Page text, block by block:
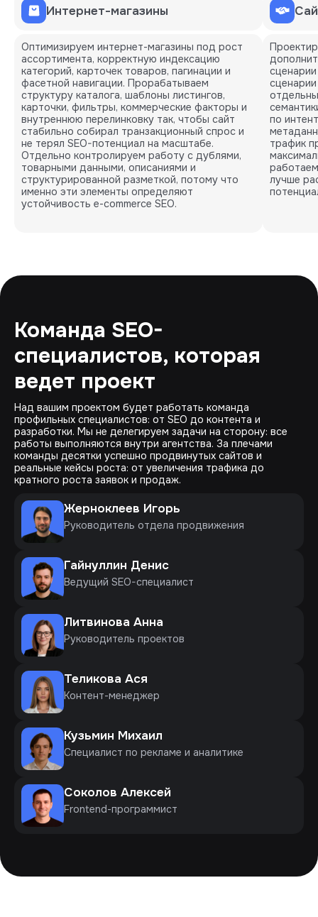
Интернет-магазины
Оптимизируем интернет-магазины под рост
ассортимента, корректную индексацию
категорий, карточек товаров, пагинации и
фасетной навигации. Прорабатываем
структуру каталога, шаблоны листингов,
карточки, фильтры, коммерческие факторы и
внутреннюю перелинковку так, чтобы сайт
стабильно собирал транзакционный спрос и
не терял SEO-потенциал на масштабе.
Отдельно контролируем работу с дублями,
товарными данными, описаниями и
структурированной разметкой, потому что
именно эти элементы определяют
устойчивость e-commerce SEO.
по
трафик
лучше
Команда SEO-
специалистов, которая
ведет проект
Над вашим проектом будет работать команда
профильных специалистов: от SEO до контента и
разработки. Мы не делегируем задачи на сторону: все
работы выполняются внутри агентства. За плечами
команды десятки успешно продвинутых сайтов и
реальные кейсы роста: от увеличения трафика до
кратного роста заявок и продаж.
Жерноклеев Игорь
Руководитель отдела продвижения
Гайнуллин Денис
Ведущий SEO-специалист
Литвинова Анна
Руководитель проектов
Теликова Ася
Контент-менеджер
Кузьмин Михаил
Специалист по рекламе и аналитике
Соколов Алексей
Frontend-программист